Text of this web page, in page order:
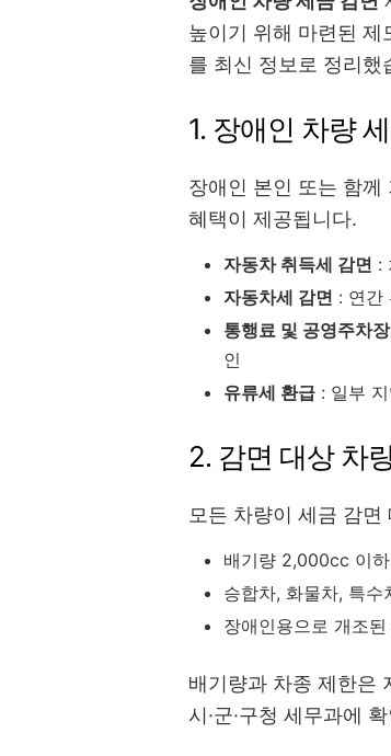
높이기 위해 마련된
를 최신 정보로 정리했
1. 장애인 차량
장애인 본인 또는 함께
혜택이 제공됩니다.
자동차 취득세 감면 :
자동차세 감면 : 연간
통행료 및 공영주차
인
유류세 환급 : 일부
2. 감면 대상 차
모든 차량이 세금 감
배기량 2,000cc 이
승합차, 화물차, 특
장애인용으로 개조
배기량과 차종 제한은
시·군·구청 세무과에